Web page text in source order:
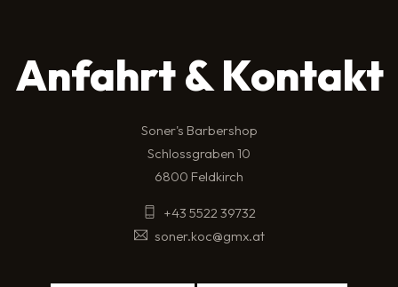
Anfahrt & Kontakt
Soner's Barbershop
Schlossgraben 10
6800 Feldkirch
+43 5522 39732
soner.koc@gmx.at